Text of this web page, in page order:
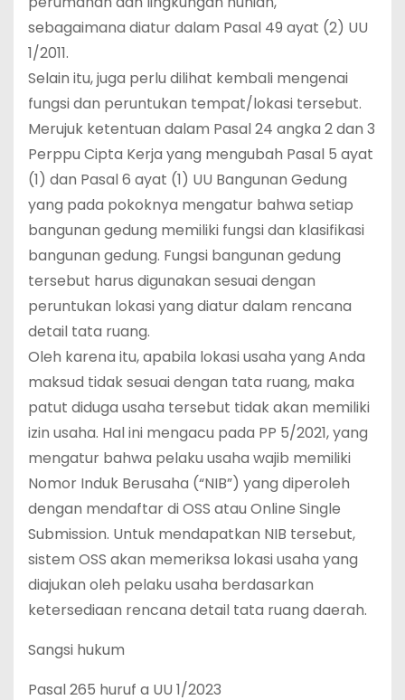
sebagaimana diatur dalam Pasal 49 ayat (2) UU
1/2011.
Selain itu, juga perlu dilihat kembali mengenai
fungsi dan peruntukan tempat/lokasi tersebut.
Merujuk ketentuan dalam Pasal 24 angka 2 dan 3
Perppu Cipta Kerja yang mengubah Pasal 5 ayat
(1) dan Pasal 6 ayat (1) UU Bangunan Gedung
yang pada pokoknya mengatur bahwa setiap
bangunan gedung memiliki fungsi dan klasifikasi
bangunan gedung. Fungsi bangunan gedung
tersebut harus digunakan sesuai dengan
peruntukan lokasi yang diatur dalam rencana
detail tata ruang.
Oleh karena itu, apabila lokasi usaha yang Anda
maksud tidak sesuai dengan tata ruang, maka
patut diduga usaha tersebut tidak akan memiliki
izin usaha. Hal ini mengacu pada PP 5/2021, yang
mengatur bahwa pelaku usaha wajib memiliki
Nomor Induk Berusaha (“NIB”) yang diperoleh
dengan mendaftar di OSS atau Online Single
Submission. Untuk mendapatkan NIB tersebut,
sistem OSS akan memeriksa lokasi usaha yang
diajukan oleh pelaku usaha berdasarkan
ketersediaan rencana detail tata ruang daerah.
Sangsi hukum
Pasal 265 huruf a UU 1/2023